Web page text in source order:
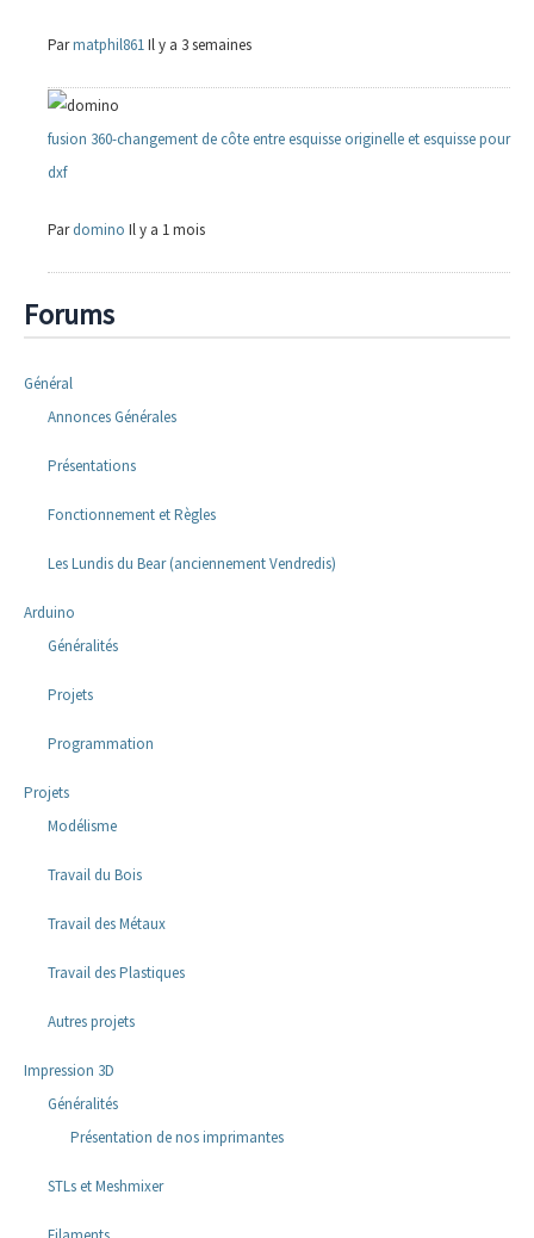
Parmatphil861Il y a 3 semaines
fusion 360-changement de côte entre esquisse originelle et esquisse pour
dxf
Pardomino Il y a 1 mois
Forums
Général
Annonces Générales
Présentations
Fonctionnement et Règles
Les Lundis du Bear (anciennement Vendredis)
Arduino
Généralités
Projets
Programmation
Projets
Modélisme
Travail du Bois
Travail des Métaux
Travail des Plastiques
Autres projets
Impression 3D
Généralités
Présentation de nos imprimantes
STLs et Meshmixer